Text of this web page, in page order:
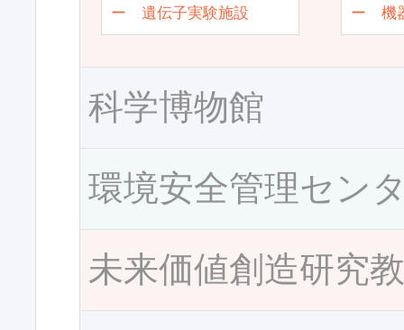
ー 遺伝子実験施設
ー 機
科学博物館
環境安全管理セン
未来価値創造研究